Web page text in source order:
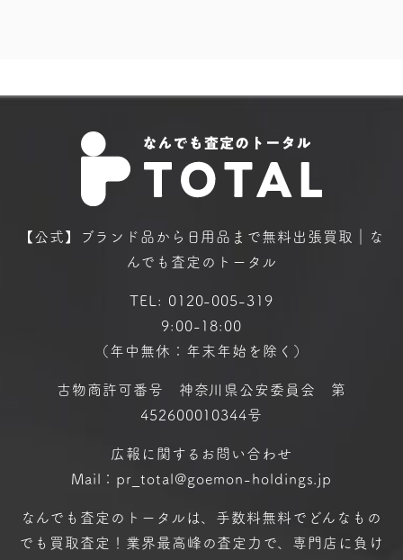
【公式】ブランド品から日用品まで無料出張買取｜な
んでも査定のトータル
TEL: 0120-005-319
9:00-18:00
（年中無休：年末年始を除く）
古物商許可番号 神奈川県公安委員会 第
452600010344号
広報に関するお問い合わせ
Mail：pr_total@goemon-holdings.jp
なんでも査定のトータルは、手数料無料で どんなもの
でも買取査定！ 業界最高峰の査定力で、専門店に 負け